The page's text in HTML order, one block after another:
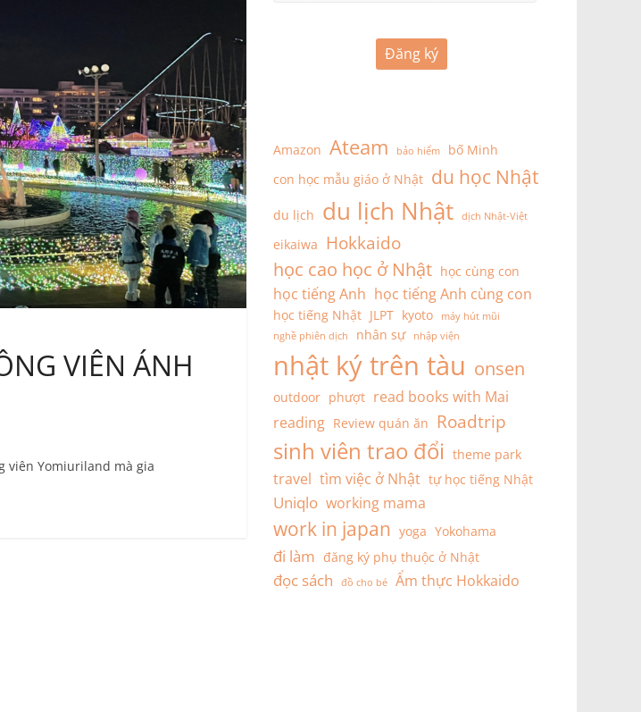
VIÊN ÁNH
viên Yomiuriland mà gia
Đăng ký
Amazon Ateam bảo hiểm
bố Minh
con học mẫu giáo ở Nhật du học Nhật
du lịch du lịch Nhật dịch Nhật-Việt
eikaiwa Hokkaido
học cao học ở Nhật học cùng con
học tiếng Anh học tiếng Anh cùng con
học tiếng Nhật JLPT kyoto
máy hút mũi
nghề phiên dịch
nhân sự nhập viện
nhật ký trên tàu onsen
outdoor phượt read books with Mai
reading Review quán ăn Roadtrip
sinh viên trao đổi theme park
travel tìm việc ở Nhật tự học tiếng Nhật
Uniqlo working mama
work in japan yoga Yokohama
đi làm đăng ký phụ thuộc ở Nhật
đọc sách đồ cho bé Ẩm thực Hokkaido